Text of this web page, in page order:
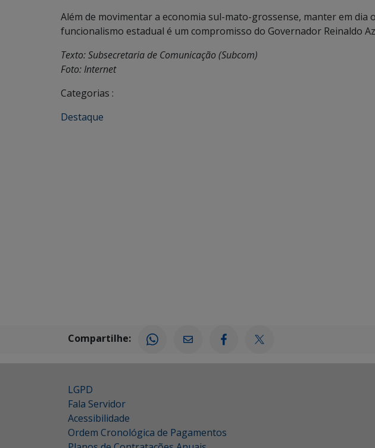
Além de movimentar a economia sul-mato-grossense, manter em dia
funcionalismo estadual é um compromisso do Governador Reinaldo
Texto: Subsecretaria de Comunicação (Subcom)
Foto: Internet
Categorias :
Destaque
Compartilhe:
LGPD
Fala Servidor
Acessibilidade
Ordem Cronológica de Pagamentos